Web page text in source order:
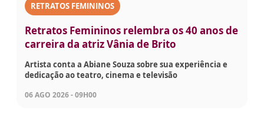
RETRATOS FEMININOS
Retratos Femininos relembra os 40 anos de
carreira da atriz Vânia de Brito
Artista conta a Abiane Souza sobre sua experiência e
dedicação ao teatro, cinema e televisão
06 AGO 2026 - 09H00